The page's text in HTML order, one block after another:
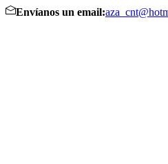
Envíanos un email: